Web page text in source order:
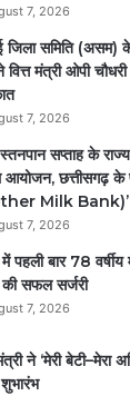
7, 2026
जिला समिति (असम)
वित्त मंत्री ओपी
7, 2026
सप्ताह के
छत्तीसगढ़ के
Milk Bank)”
7, 2026
पहली बार 78
सफल सर्जरी
7, 2026
ने ‘मेरी बेटी–मेरा